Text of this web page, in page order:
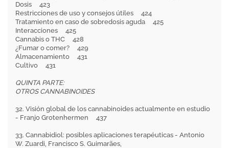
Dosis 423
Restricciones de uso y consejos útiles 424
Tratamiento en caso de sobredosis aguda 425
Interacciones 425
Cannabis o THC 428
¿Fumar o comer? 429
Almacenamiento 431
Cultivo 431
QUINTA PARTE:
OTROS CANNABINOIDES
32. Visión global de los cannabinoides actualmente en estudio
- Franjo Grotenhermen 437
33. Cannabidiol: posibles aplicaciones terapéuticas - Antonio
W. Zuardi, Francisco S. Guimarães,